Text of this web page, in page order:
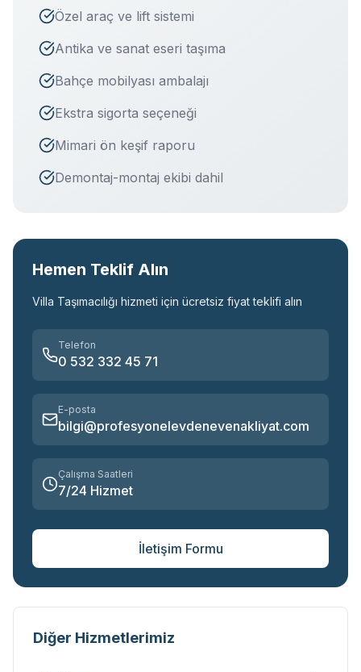
Özel araç ve lift sistemi
Antika ve sanat eseri taşıma
Bahçe mobilyası ambalajı
Ekstra sigorta seçeneği
Mimari ön keşif raporu
Demontaj-montaj ekibi dahil
Hemen Teklif Alın
Villa Taşımacılığı hizmeti için ücretsiz fiyat teklifi alın
Telefon
0 532 332 45 71
E-posta
bilgi@profesyonelevdenevenakliyat.com
Çalışma Saatleri
7/24 Hizmet
İletişim Formu
Diğer Hizmetlerimiz